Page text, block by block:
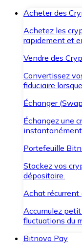
Acheter des
Achetez les
rapidement et
Vendre des
Convertissez
fiduciaire
Échanger
Échangez une
Portefeuille
Stockez vos
dépositaire.
Achat récurrent
Accumulez
fluctuations du
Bitnovo Pay